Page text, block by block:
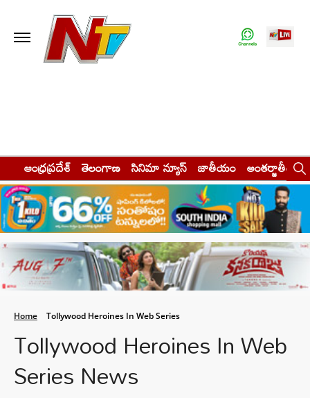
ఆంధ్రప్రదేశ్ తెలంగాణ సినిమా న్యూస్ జాతీయం అంతర్జాతీయం
Home Tollywood Heroines In Web Series
Tollywood Heroines In Web
Series News